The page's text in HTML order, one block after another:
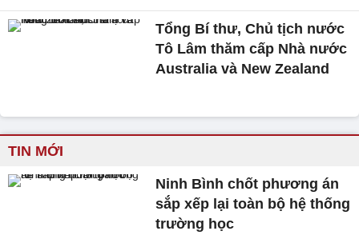
Tổng Bí thư, Chủ tịch nước
Tô Lâm thăm cấp Nhà nước
Australia và New Zealand
TIN MỚI
Ninh Bình chốt phương án
sắp xếp lại toàn bộ hệ thống
trường học